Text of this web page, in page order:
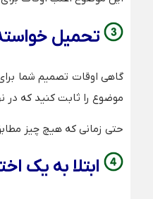
تحمیل
گاهی اوقات تصمیم شما برای
موضوع را ثابت کنید که در
حتی زمانی که هیچ چیز
ابتلا به یک